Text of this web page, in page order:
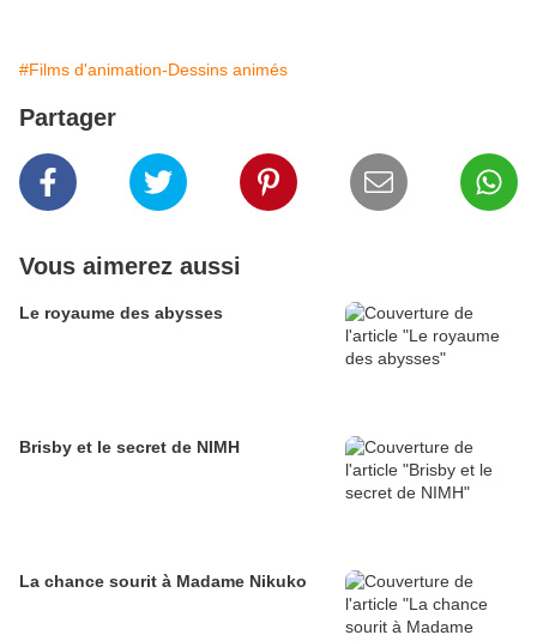
#Films d'animation-Dessins animés
Partager
Vous aimerez aussi
Le royaume des abysses
Brisby et le secret de NIMH
La chance sourit à Madame Nikuko